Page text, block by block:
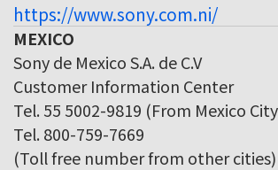
https://www.sony.com.ni/
MEXICO
Sony de Mexico S.A. de C.V
Customer Information Center
Tel. 55 5002-9819 (From Mexico
Tel. 800-759-7669
(Toll free number from other cities)